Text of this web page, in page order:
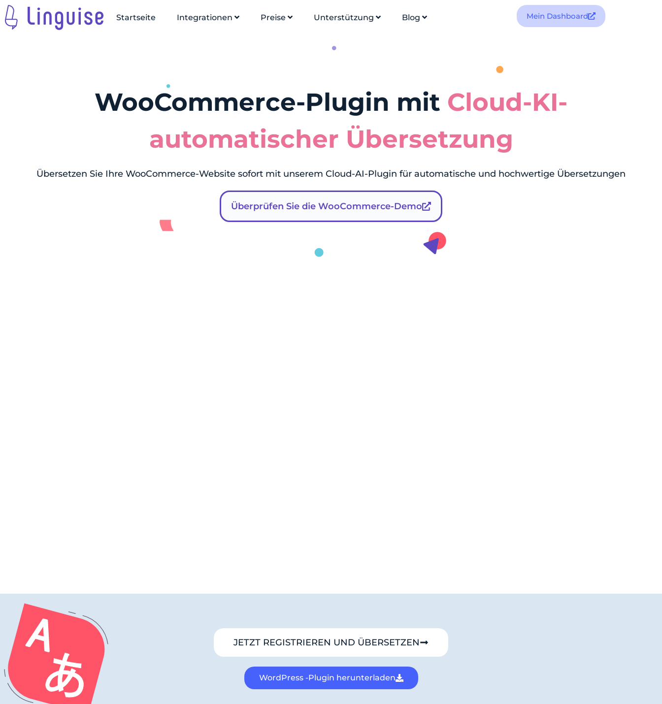
Startseite Integrationen Preise Unterstützung Blog Mein Dashboard
WooCommerce-Plugin mit Cloud-KI-
automatischer Übersetzung
Übersetzen Sie Ihre WooCommerce-Website sofort mit unserem Cloud-AI-Plugin für automatische und hochwertige Übersetzungen
Überprüfen Sie die WooCommerce-Demo
JETZT REGISTRIEREN UND ÜBERSETZEN
WordPress -Plugin herunterladen